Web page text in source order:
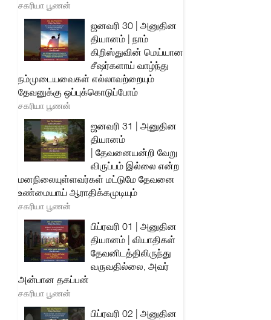
சகரியா பூணன்
ஜனவரி 30 | அனுதின
தியானம் | நாம்
கிறிஸ்துவின் மெய்யான
சீஷர்களாய் வாழ்ந்து
நம்முடையவைகள் எல்லாவற்றையும்
தேவனுக்கு ஒப்புக்கொடுப்போம்
சகரியா பூணன்
ஜனவரி 31 | அனுதின
தியானம்
| தேவனையன்றி வேறு
விருப்பம் இல்லை என்ற
மனநிலையுள்ளவர்கள் மட்டுமே தேவனை
உண்மையாய் ஆராதிக்கமுடியும்
சகரியா பூணன்
பிப்ரவரி 01 | அனுதின
தியானம் | வியாதிகள்
தேவனிடத்திலிருந்து
வருவதில்லை, அவர்
அன்பான தகப்பன்
சகரியா பூணன்
பிப்ரவரி 02 | அனுதின